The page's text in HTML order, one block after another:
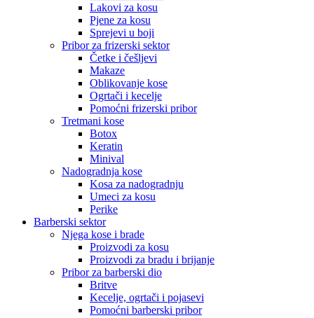
Lakovi za kosu
Pjene za kosu
Sprejevi u boji
Pribor za frizerski sektor
Četke i češljevi
Makaze
Oblikovanje kose
Ogrtači i kecelje
Pomoćni frizerski pribor
Tretmani kose
Botox
Keratin
Minival
Nadogradnja kose
Kosa za nadogradnju
Umeci za kosu
Perike
Barberski sektor
Njega kose i brade
Proizvodi za kosu
Proizvodi za bradu i brijanje
Pribor za barberski dio
Britve
Kecelje, ogrtači i pojasevi
Pomoćni barberski pribor